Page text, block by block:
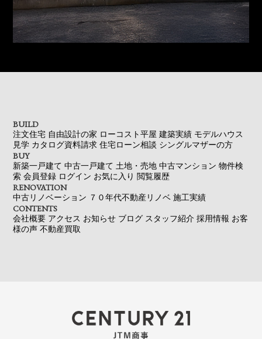
BUILD
注文住宅 自由設計の家 ローコスト平屋 建築実績 モデルハウス
見学 カタログ資料請求 住宅ローン相談 シングルマザーの方
BUY
新築一戸建て 中古一戸建て 土地・売地 中古マンション 物件検
索 会員登録 ログイン お気に入り 閲覧履歴
RENOVATION
中古リノベーション ７０年代不動産リノベ 施工実績
CONTENTS
会社概要 アクセス お知らせ ブログ スタッフ紹介 採用情報 お客
様の声 不動産買取